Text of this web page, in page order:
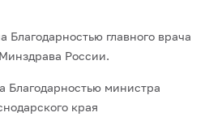
Благодарностью главного врача
России.
Благодарностью министра
края